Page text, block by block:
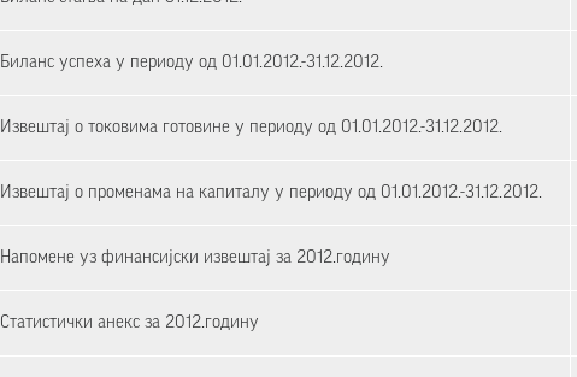
Биланс успеха у периоду од 01.01.2012.-31.12.2012.
Извештај о токовима готовине у периоду од 01.01.2012.-31.12.2012.
Извештај о променама на капиталу у периоду од 01.01.2012.-31.12.2012.
Напомене уз финансијски извештај за 2012.годину
Статистички анекс за 2012.годину